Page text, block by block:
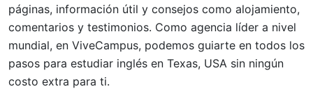
páginas, información útil y consejos como alojamiento,
comentarios y testimonios. Como agencia líder a nivel
mundial, en ViveCampus, podemos guiarte en todos los
pasos para estudiar inglés en Texas, USA sin ningún
costo extra para ti.